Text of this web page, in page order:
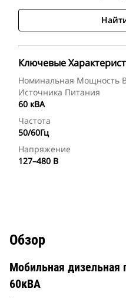
Ключевые
Номинальная Мощность
Источника Питания
60 кВА
Частота
50/60Гц
Напряжение
127–480 В
Обзор
Мобильная дизельная
60кВА